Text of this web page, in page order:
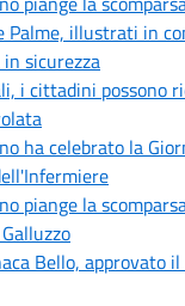
Palme, illustrati in
sicurezza
i cittadini possono
ha celebrato la
piange la
Bello, approvato